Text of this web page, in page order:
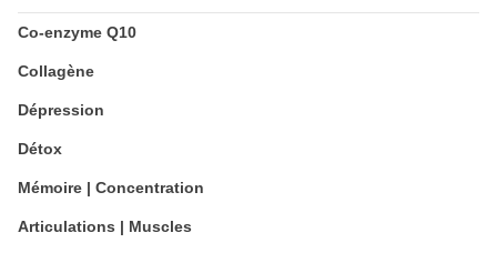
Co-enzyme Q10
Collagène
Dépression
Détox
Mémoire | Concentration
Articulations | Muscles